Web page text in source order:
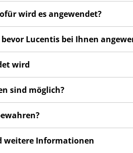
wird es angewendet?
Lucentis bei Ihnen
wird
sind möglich?
weitere Informationen